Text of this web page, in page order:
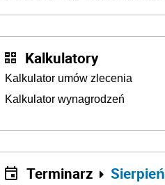
Kalkulatory
Kalkulator umów zlecenia
Kalkulator wynagrodzeń
Terminarz Sierpień